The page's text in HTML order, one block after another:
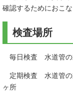
確認するためにおこな
検査場所
毎日検査 水道管の
定期検査 水道管の
ヶ所